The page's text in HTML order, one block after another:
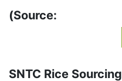
(Source:
SNTC Rice